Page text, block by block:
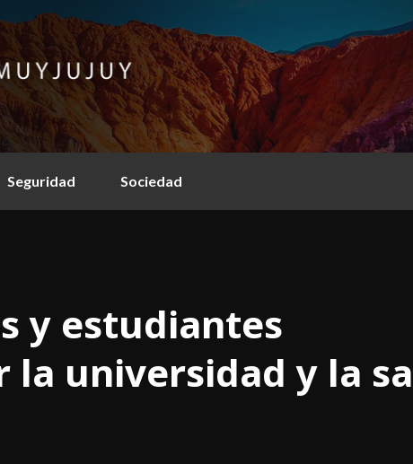
Seguridad Sociedad
y estudiantes
la universidad y la